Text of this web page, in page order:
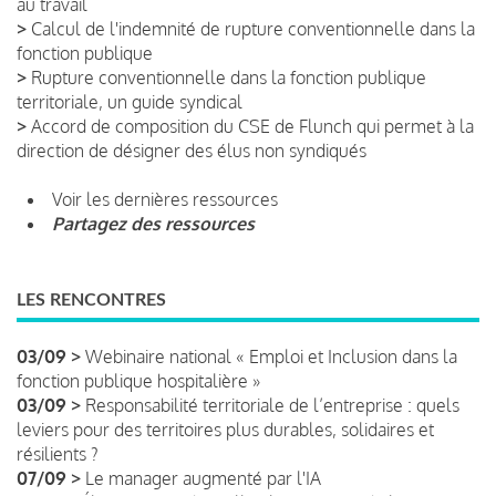
> Calcul de l'indemnité de rupture conventionnelle dans la
fonction publique
> Rupture conventionnelle dans la fonction publique
territoriale, un guide syndical
> Accord de composition du CSE de Flunch qui permet à la
direction de désigner des élus non syndiqués
Voir les dernières ressources
Partagez des ressources
LES RENCONTRES
03/09 > Webinaire national « Emploi et Inclusion dans la
fonction publique hospitalière »
03/09 > Responsabilité territoriale de l’entreprise : quels
leviers pour des territoires plus durables, solidaires et
résilients ?
07/09 > Le manager augmenté par l'IA